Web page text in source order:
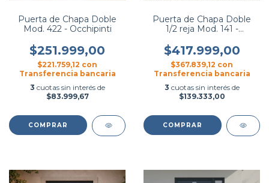
Puerta de Chapa Doble
Mod. 422 - Occhipinti
$251.999,00
$221.759,12 con
Transferencia bancaria
3 cuotas sin interés de
$83.999,67
COMPRAR
Puerta de Chapa Doble
1/2 reja Mod. 141 -
$417.999,00
$367.839,12 con
Transferencia bancaria
3 cuotas sin interés de
$139.333,00
COMPRAR